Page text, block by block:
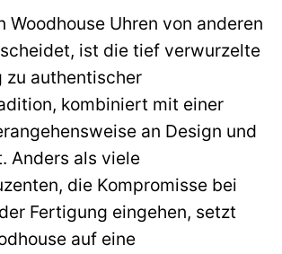
Woodhouse Uhren von anderen
ist die tief verwurzelte
authentischer
kombiniert mit einer
an Design und
Anders als viele
die Kompromisse bei
Fertigung eingehen, setzt
auf eine